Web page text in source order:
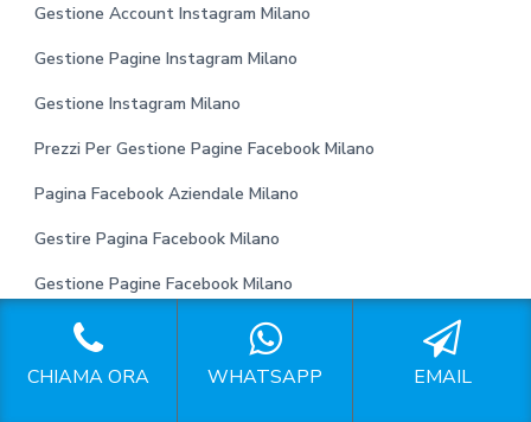
Gestione Account Instagram Milano
Gestione Pagine Instagram Milano
Gestione Instagram Milano
Prezzi Per Gestione Pagine Facebook Milano
Pagina Facebook Aziendale Milano
Gestire Pagina Facebook Milano
Gestione Pagine Facebook Milano
Gestione Pagina Facebook Milano
Esperto Gestione Profili Social Milano
CHIAMA ORA WHATSAPP EMAIL